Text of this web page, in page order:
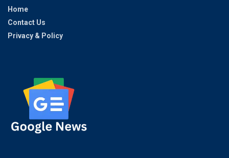
Home
Contact Us
Privacy & Policy